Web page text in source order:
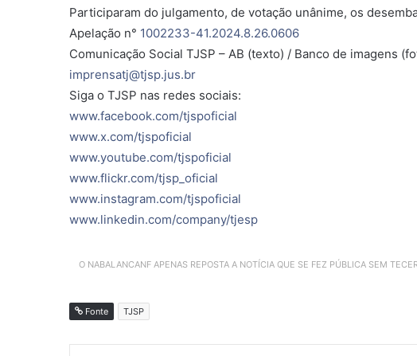
Participaram do julgamento, de votação unânime, os
Apelação n° 1002233-41.2024.8.26.0606
Comunicação Social TJSP – AB (texto) / Banco de imagens
imprensatj@tjsp.jus.br
Siga o TJSP nas redes sociais:
www.facebook.com/tjspoficial
www.x.com/tjspoficial
www.youtube.com/tjspoficial
www.flickr.com/tjsp_oficial
www.instagram.com/tjspoficial
www.linkedin.com/company/tjesp
O NABALANCANF APENAS REPOSTA A NOTÍCIA QUE SE FEZ PÚBLICA SEM
Fonte TJSP